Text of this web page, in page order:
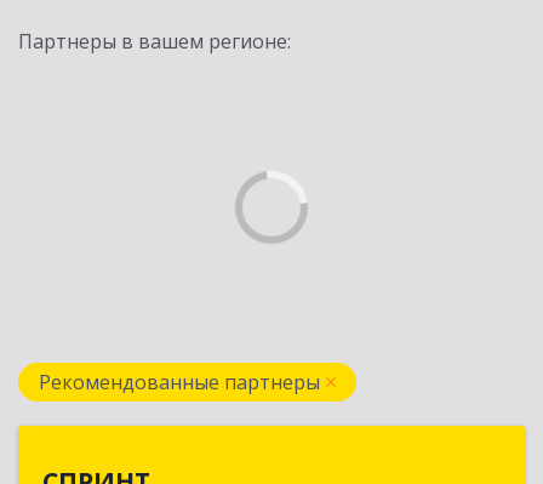
Партнеры в вашем регионе:
Рекомендованные партнеры